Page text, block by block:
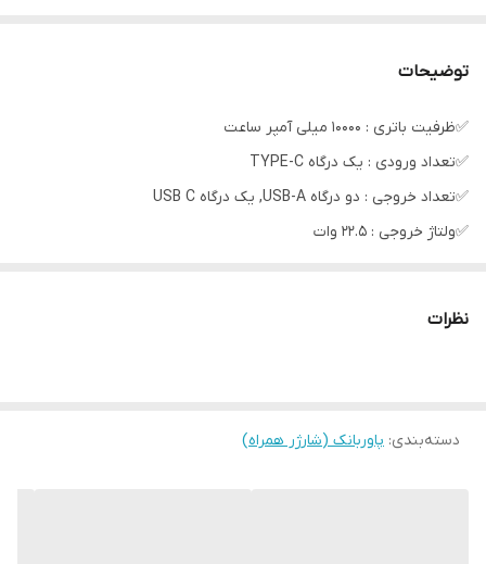
توضیحات
✅ظرفیت باتری : 10000 میلی آمپر ساعت
✅تعداد ورودی : یک درگاه TYPE-C
✅تعداد خروجی : دو درگاه USB-A, یک درگاه USB C
✅ولتاژ خروجی : 22.5 وات
نظرات
دسته‌بندی: پاوربانک (شارژر همراه)